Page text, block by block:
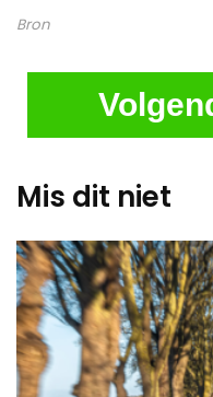
Bron
Mis dit niet